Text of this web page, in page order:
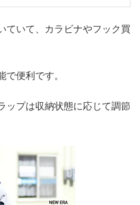
ていて、カラビナやフック買
で便利です。
ップは収納状態に応じて調節